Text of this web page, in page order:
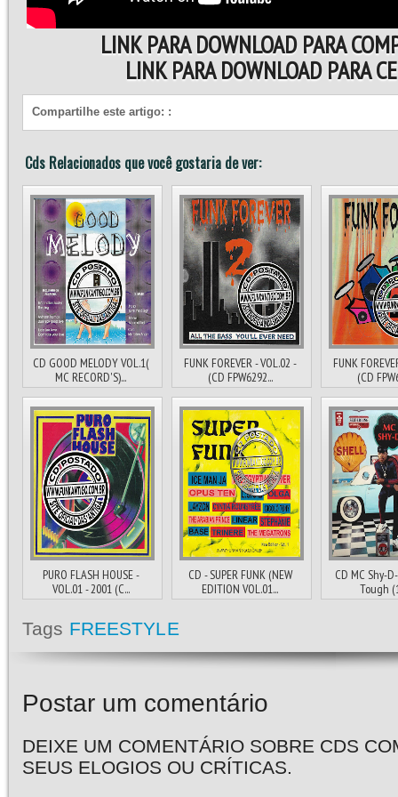
LINK PARA DOWNLOAD PARA
LINK PARA DOWNLOAD PARA
Compartilhe este artigo: :
Cds Relacionados que você gostaria de ver:
CD GOOD MELODY VOL.1(
MC RECORD'S)...
FUNK FOREVER - VOL.02 -
(CD FPW6292...
FUNK
(CD
PURO FLASH HOUSE -
VOL.01 - 2001 (C...
CD - SUPER FUNK (NEW
EDITION VOL.01...
CD MC Shy-
Tough
Tags FREESTYLE
Postar um comentário
DEIXE UM COMENTÁRIO SOBRE CDS
SEUS ELOGIOS OU CRÍTICAS.